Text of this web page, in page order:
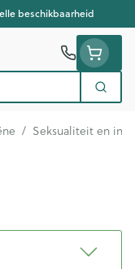
beschikbaarheid
Zoek
/ Seksualiteit en